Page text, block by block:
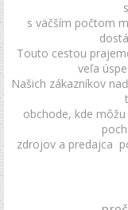
s väčším počtom
Touto cestou
veľa
Našich zákazníkov
obchode, kde
zdrojov a predajca